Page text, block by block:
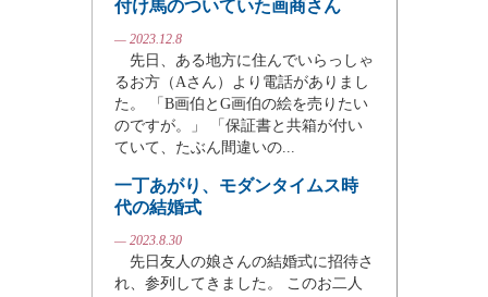
付け馬のついていた画商さん
— 2023.12.8
先日、ある地方に住んでいらっしゃ
るお方（Aさん）より電話がありまし
た。 「B画伯とG画伯の絵を売りたい
のですが。」 「保証書と共箱が付い
ていて、たぶん間違いの...
一丁あがり、モダンタイムス時
代の結婚式
— 2023.8.30
先日友人の娘さんの結婚式に招待さ
れ、参列してきました。 このお二人